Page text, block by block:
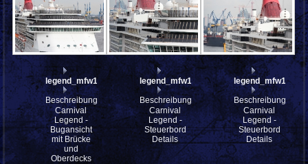
legend_mfw13__030125_st
Beschreibung:
Carnival
Legend -
Bugansicht
mit Brücke
und
Oberdecks
legend_mfw13__030123
Beschreibung:
Carnival
Legend -
Steuerbord
Details
Beschreibung:
Carnival
Legend -
Steuerbord
Details